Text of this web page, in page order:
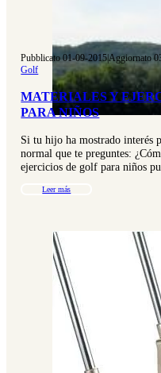
Pubblicato 01-09-2015|Aggiornato
Golf
MATERIALES Y
PARA NIÑOS
Si tu hijo ha mostrado interés
normal que te preguntes:
ejercicios de golf para niños
Leer más